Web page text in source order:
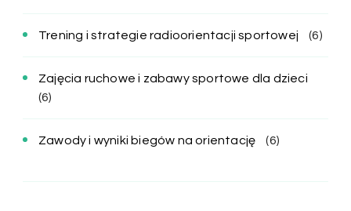
Trening i strategie radioorientacji sportowej (6)
Zajęcia ruchowe i zabawy sportowe dla dzieci
(6)
Zawody i wyniki biegów na orientację (6)